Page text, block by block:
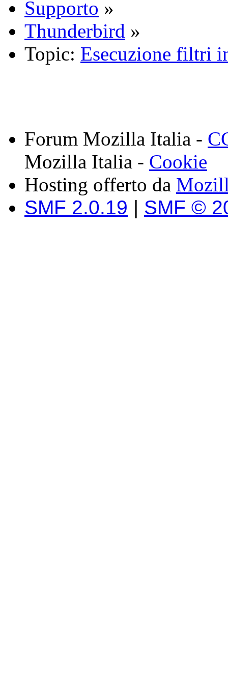
Supporto »
Thunderbird »
Topic: Esecuzione filtri
Forum Mozilla Italia -
Mozilla Italia - Cookie
Hosting offerto da
SMF 2.0.19 | SMF ©